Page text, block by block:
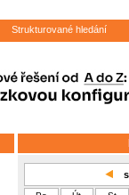
Strukturované hledání